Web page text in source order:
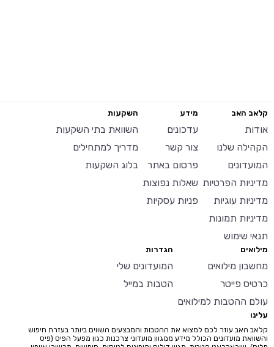
קלאב האב
אודות
הקהילה שלנו
המועדונים
מדיניות הפרטיות
מדיניות עוגיות
מדיניות תמונות
תנאי שימוש
מידע
עדכונים
צור קשר
פרסום באתר
שאלות נפוצות
פניות עסקיות
השקעות
השוואת בתי השקעות
מדריך למתחילים
בלוג השקעות
מילואים
מחשבון מילואים
כרטיס פייטר
עולם ההטבות למילואים
הגדרות
המועדונים שלי
הטבות במייל
עלינו
קלאב האב עוזר לכם למצוא את ההטבות והמבצעים השווים ביותר בעזרת חיפוש
והשוואת מועדונים הכולל מידע ממגוון מועדוני צרכנות כגון מפעל הפיס (פיס